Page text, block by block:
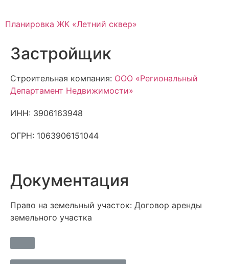
Планировка ЖК «Летний сквер»
Застройщик
Строительная компания: ООО «Региональный
Департамент Недвижимости»
ИНН: 3906163948
ОГРН: 1063906151044
Документация
Право на земельный участок: Договор аренды
земельного участка